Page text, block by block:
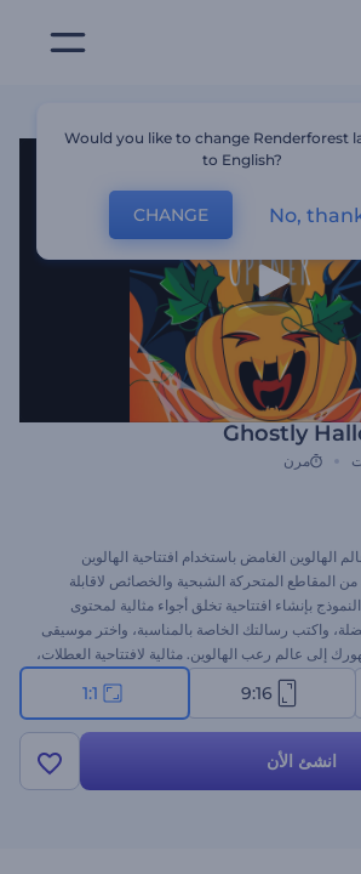
Ghostly
مرن
الهالوين الغامض باستخدام افتتاحية الهالوين
المقاطع المتحركة الشبحية والخصائص لاقابلة
بإنشاء افتتاحية تخلق أجواء مثالية لمحتوى
واكتب رسالتك الخاصة بالمناسبة، واختر موسيقى
إلى عالم رعب الهالوين. مثالية لافتتاحية العطلات،
الترويجية المرعبة أو الدعوات، وغيرها من
لتجعل احتفال الهالوين مميزًا ولا يُنسى!
9:16
1:1
انشئ الأن
Would you like to change Renderforest
to English?
CHANGE No,